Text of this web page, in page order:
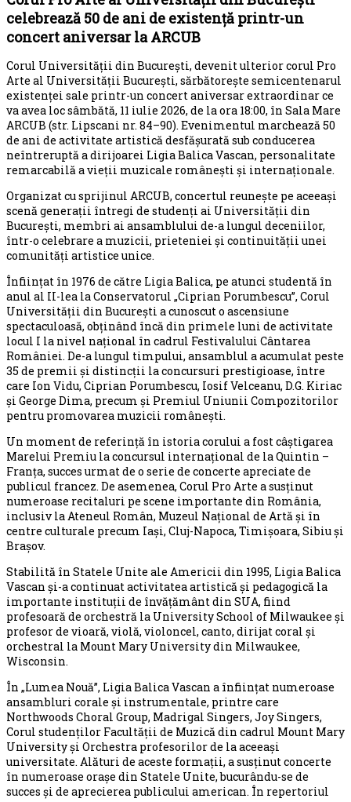
celebrează 50 de ani de existență printr-un
concert aniversar la ARCUB
Corul Universității din București, devenit ulterior corul Pro
Arte al Universității București, sărbătorește semicentenarul
existenței sale printr-un concert aniversar extraordinar ce
va avea loc sâmbătă, 11 iulie 2026, de la ora 18:00, în Sala Mare
ARCUB (str. Lipscani nr. 84–90). Evenimentul marchează 50
de ani de activitate artistică desfășurată sub conducerea
neîntreruptă a dirijoarei Ligia Balica Vascan, personalitate
remarcabilă a vieții muzicale românești și internaționale.
Organizat cu sprijinul ARCUB, concertul reunește pe aceeași
scenă generații întregi de studenți ai Universității din
București, membri ai ansamblului de-a lungul deceniilor,
într-o celebrare a muzicii, prieteniei și continuității unei
comunități artistice unice.
Înființat în 1976 de către Ligia Balica, pe atunci studentă în
anul al II-lea la Conservatorul „Ciprian Porumbescu”, Corul
Universității din București a cunoscut o ascensiune
spectaculoasă, obținând încă din primele luni de activitate
locul I la nivel național în cadrul Festivalului Cântarea
României. De-a lungul timpului, ansamblul a acumulat peste
35 de premii și distincții la concursuri prestigioase, între
care Ion Vidu, Ciprian Porumbescu, Iosif Velceanu, D.G. Kiriac
și George Dima, precum și Premiul Uniunii Compozitorilor
pentru promovarea muzicii românești.
Un moment de referință în istoria corului a fost câștigarea
Marelui Premiu la concursul internațional de la Quintin –
Franța, succes urmat de o serie de concerte apreciate de
publicul francez. De asemenea, Corul Pro Arte a susținut
numeroase recitaluri pe scene importante din România,
inclusiv la Ateneul Român, Muzeul Național de Artă și în
centre culturale precum Iași, Cluj-Napoca, Timișoara, Sibiu și
Brașov.
Stabilită în Statele Unite ale Americii din 1995, Ligia Balica
Vascan și-a continuat activitatea artistică și pedagogică la
importante instituții de învățământ din SUA, fiind
profesoară de orchestră la University School of Milwaukee și
profesor de vioară, violă, violoncel, canto, dirijat coral și
orchestral la Mount Mary University din Milwaukee,
Wisconsin.
În „Lumea Nouă”, Ligia Balica Vascan a înființat numeroase
ansambluri corale și instrumentale, printre care
Northwoods Choral Group, Madrigal Singers, Joy Singers,
Corul studenților Facultății de Muzică din cadrul Mount Mary
University și Orchestra profesorilor de la aceeași
universitate. Alături de aceste formații, a susținut concerte
în numeroase orașe din Statele Unite, bucurându-se de
succes și de aprecierea publicului american. În repertoriul